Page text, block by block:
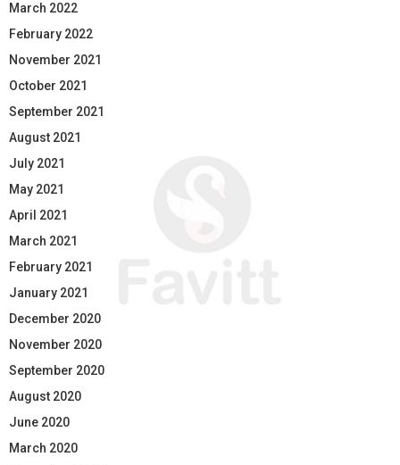
March 2022
February 2022
November 2021
October 2021
September 2021
August 2021
July 2021
May 2021
April 2021
March 2021
February 2021
January 2021
December 2020
November 2020
September 2020
August 2020
June 2020
March 2020